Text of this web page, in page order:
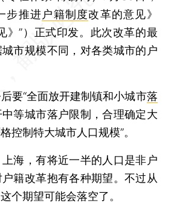
步推进 户籍制度改革的意见》
》”）正式印发。此次改革的最
市规模不同，对各类城市的户
“全面放开建制镇和小城市落
等城市落户限制，合理确定大
控制特大城市人口规模”。
，有将近一半的人口是非户
籍改革抱有各种期望。不过从
个期望可能会落空了。